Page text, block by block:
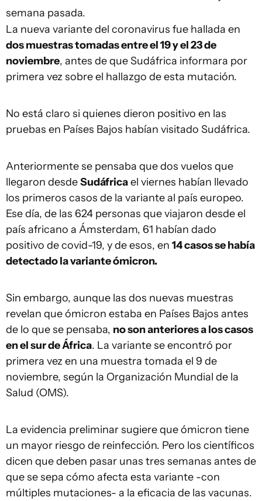
semana pasada.
La nueva variante del coronavirus fue hallada en
dos muestras tomadas entre el 19 y el 23 de
noviembre, antes de que Sudáfrica informara por
primera vez sobre el hallazgo de esta mutación.
No está claro si quienes dieron positivo en las
pruebas en Países Bajos habían visitado Sudáfrica.
Anteriormente se pensaba que dos vuelos que
llegaron desdeSudáfricael viernes habían llevado
los primeros casos de la variante al país europeo.
Ese día, de las 624 personas que viajaron desde el
país africano a Ámsterdam, 61 habían dado
positivo de covid-19, y de esos, en 14 casos se había
detectado la variante ómicron.
Sin embargo, aunque las dos nuevas muestras
revelan que ómicron estaba en Países Bajos antes
de lo que se pensaba, no son anteriores a los casos
en el sur de África. La variante se encontró por
primera vez en una muestra tomada el 9 de
noviembre, según la Organización Mundial de la
Salud (OMS).
La evidencia preliminar sugiere que ómicron tiene
un mayor riesgo de reinfección. Pero los científicos
dicen que deben pasar unas tres semanas antes de
que se sepa cómo afecta esta variante -con
múltiples mutaciones- a la eficacia de las vacunas.